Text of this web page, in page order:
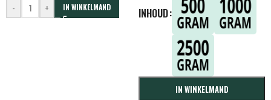
- + IN WINKELMAND INHOUD
IN WINKELMAND